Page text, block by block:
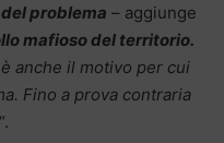
problema – aggiunge
mafioso del territorio.
anche il motivo per cui
Fino a prova contraria
“.